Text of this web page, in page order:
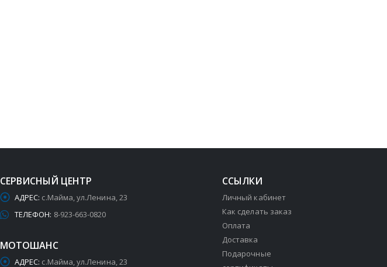
СЕРВИСНЫЙ ЦЕНТР
АДРЕС: с.Майма, ул.Ленина, 23
ТЕЛЕФОН: 8-923-663-0820
МОТОШАНС
АДРЕС: с.Майма, ул.Ленина, 23
ССЫЛКИ
Личный кабинет
Как сделать заказ
Оплата
Доставка
Подарочные